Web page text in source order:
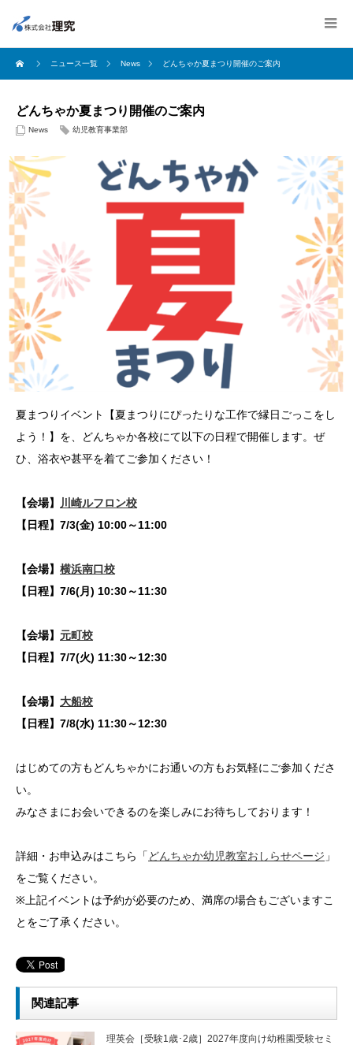
ニュース一覧 News どんちゃか夏まつり開催のご案内
どんちゃか夏まつり開催のご案内
News 幼児教育事業部
夏まつりイベント【夏まつりにぴったりな工作で縁日ごっこをし
よう！】を、どんちゃか各校にて以下の日程で開催します。ぜ
ひ、浴衣や甚平を着てご参加ください！
【会場】
川崎ルフロン校
【日程】7/3(金) 10:00～11:00
【会場】 横浜南口校
【日程】7/6(月) 10:30～11:30
【会場】 元町校
【日程】7/7(火) 11:30～12:30
【会場】 大船校
【日程】7/8(水) 11:30～12:30
はじめての方もどんちゃかにお通いの方もお気軽にご参加くださ
い。
みなさまにお会いできるのを楽しみにお待ちしております！
詳細・お申込みはこちら「 どんちゃか幼児教室おしらせページ 」
をご覧ください。
※上記イベントは予約が必要のため、満席の場合もございますこ
とをご了承ください。
関連記事
理英会［受験1歳･2歳］2027年度向け幼稚園受験セミ